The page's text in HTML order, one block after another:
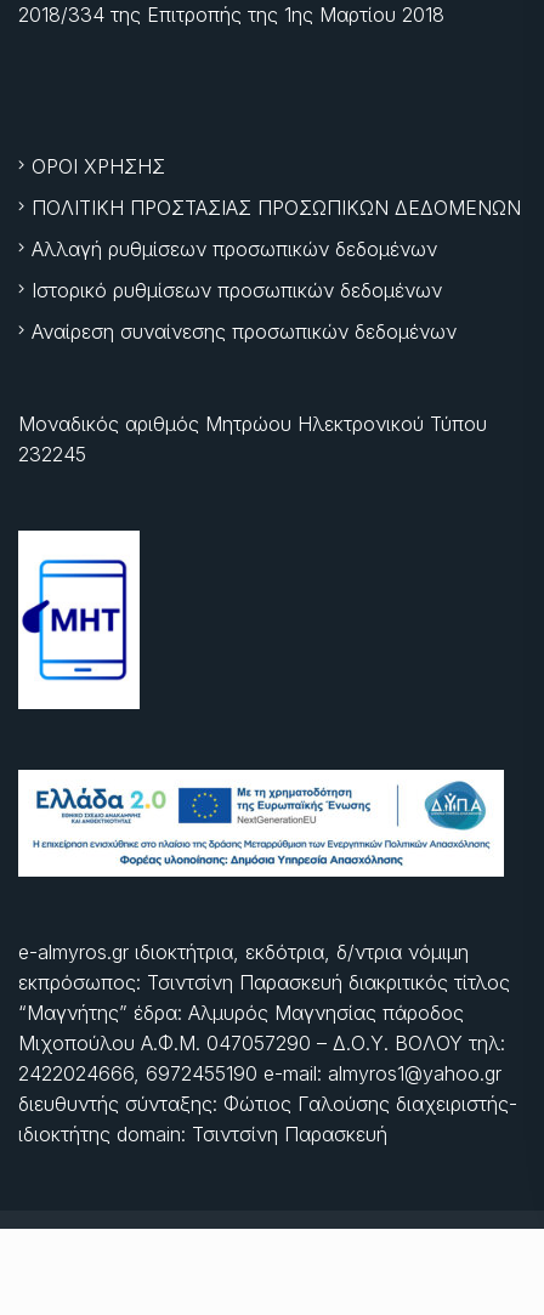
2018/334 της Επιτροπής της 1ης Μαρτίου 2018
ΟΡΟΙ ΧΡΗΣΗΣ
ΠΟΛΙΤΙΚΗ ΠΡΟΣΤΑΣΙΑΣ ΠΡΟΣΩΠΙΚΩΝ ΔΕΔΟΜΕΝΩΝ
Αλλαγή ρυθμίσεων προσωπικών δεδομένων
Ιστορικό ρυθμίσεων προσωπικών δεδομένων
Αναίρεση συναίνεσης προσωπικών δεδομένων
Μοναδικός αριθμός Μητρώου Ηλεκτρονικού Τύπου
232245
e-almyros.gr ιδιοκτήτρια, εκδότρια, δ/ντρια νόμιμη
εκπρόσωπος: Τσιντσίνη Παρασκευή διακριτικός τίτλος
“Μαγνήτης” έδρα: Αλμυρός Μαγνησίας πάροδος
Μιχοπούλου Α.Φ.Μ. 047057290 – Δ.Ο.Υ. ΒΟΛΟΥ τηλ:
2422024666, 6972455190 e-mail: almyros1@yahoo.gr
διευθυντής σύνταξης: Φώτιος Γαλούσης διαχειριστής-
ιδιοκτήτης domain: Τσιντσίνη Παρασκευή